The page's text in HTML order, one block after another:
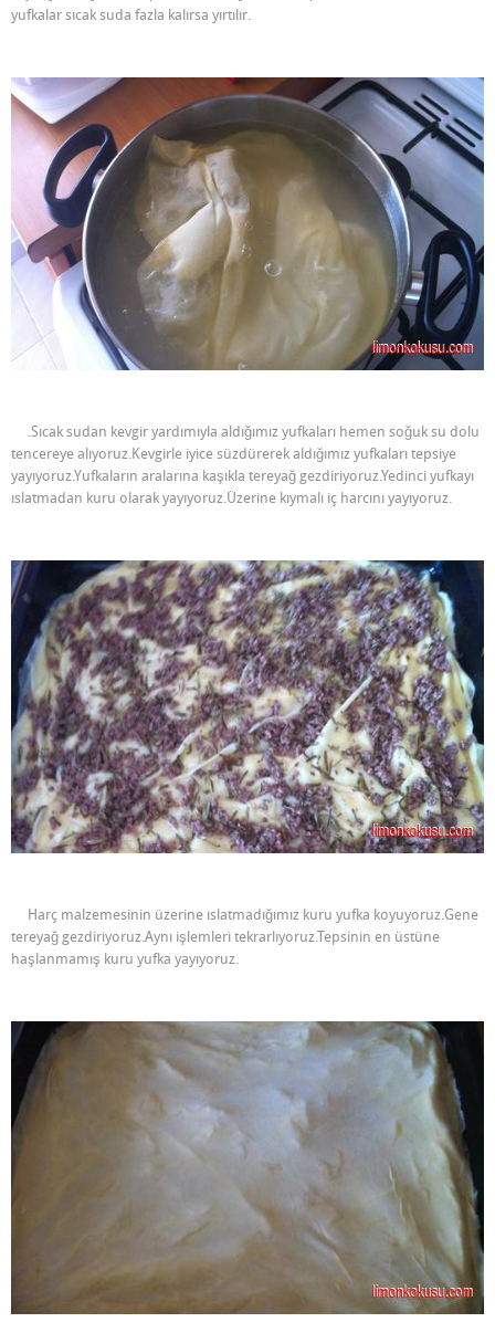
yufkalar sıcak suda fazla kalırsa yırtılır.
.Sıcak sudan kevgir yardımıyla aldığımız yufkaları hemen soğuk su dolu
tencereye alıyoruz.Kevgirle iyice süzdürerek aldığımız yufkaları tepsiye
yayıyoruz.Yufkaların aralarına kaşıkla tereyağ gezdiriyoruz.Yedinci yufkayı
ıslatmadan kuru olarak yayıyoruz.Üzerine kıymalı iç harcını yayıyoruz.
Harç malzemesinin üzerine ıslatmadığımız kuru yufka koyuyoruz.Gene
tereyağ gezdiriyoruz.Aynı işlemleri tekrarlıyoruz.Tepsinin en üstüne
haşlanmamış kuru yufka yayıyoruz.